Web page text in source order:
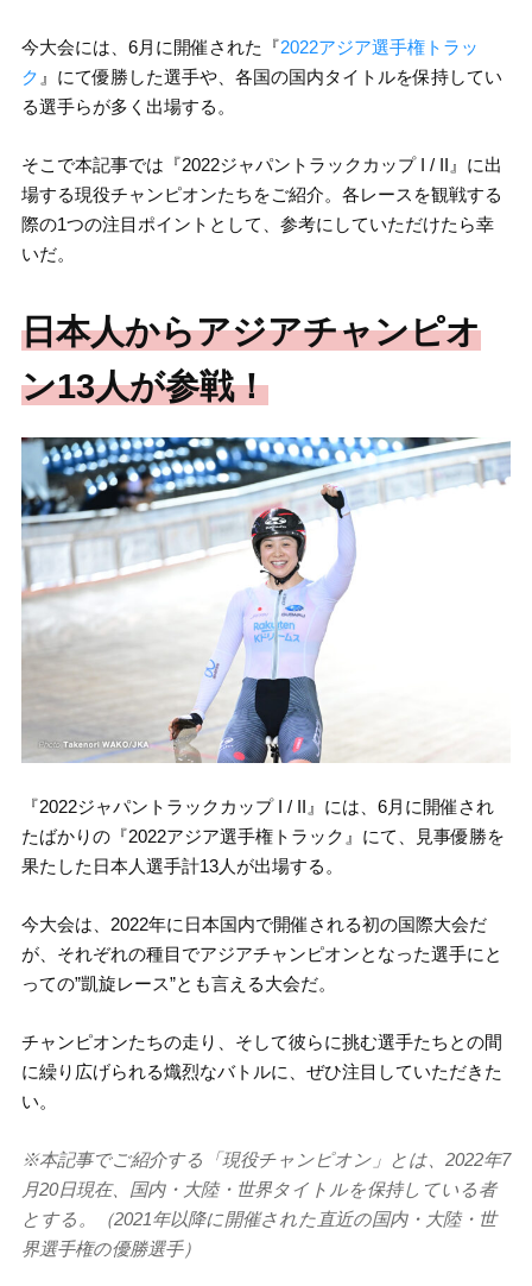
今大会には、6月に開催された『2022アジア選手権トラッ
ク 』にて優勝した選手や、各国の国内タイトルを保持してい
る選手らが多く出場する。
そこで本記事では『2022ジャパントラックカップ I / II』に出
場する現役チャンピオンたちをご紹介。各レースを観戦する
際の1つの注目ポイントとして、参考にしていただけたら幸
いだ。
日本人からアジアチャンピオ
ン13人が参戦！
『2022ジャパントラックカップ I / II』には、6月に開催され
たばかりの『2022アジア選手権トラック』にて、見事優勝を
果たした日本人選手計13人が出場する。
今大会は、2022年に日本国内で開催される初の国際大会だ
が、それぞれの種目でアジアチャンピオンとなった選手にと
っての”凱旋レース”とも言える大会だ。
チャンピオンたちの走り、そして彼らに挑む選手たちとの間
に繰り広げられる熾烈なバトルに、ぜひ注目していただきた
い。
※本記事でご紹介する「現役チャンピオン」とは、2022年7
月20日現在、国内・大陸・世界タイトルを保持している者
とする。（2021年以降に開催された直近の国内・大陸・世
界選手権の優勝選手）